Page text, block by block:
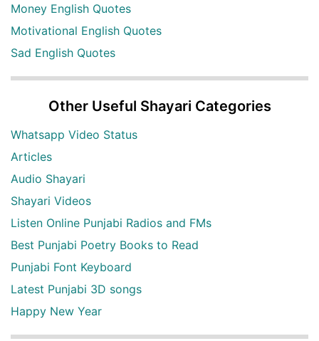
Money English Quotes
Motivational English Quotes
Sad English Quotes
Other Useful Shayari Categories
Whatsapp Video Status
Articles
Audio Shayari
Shayari Videos
Listen Online Punjabi Radios and FMs
Best Punjabi Poetry Books to Read
Punjabi Font Keyboard
Latest Punjabi 3D songs
Happy New Year